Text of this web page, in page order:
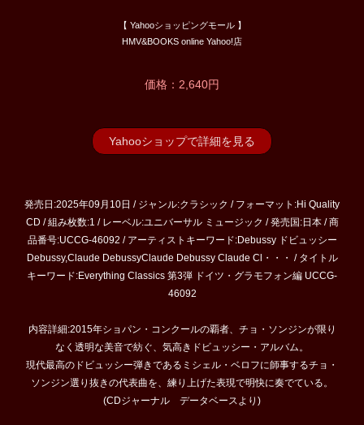
【 Yahooショッピングモール 】
HMV&BOOKS online Yahoo!店
価格：2,640円
Yahooショップで詳細を見る
発売日:2025年09月10日 / ジャンル:クラシック / フォーマット:Hi Quality
CD / 組み枚数:1 / レーベル:ユニバーサル ミュージック / 発売国:日本 / 商
品番号:UCCG-46092 / アーティストキーワード:Debussy ドビュッシー
Debussy,Claude DebussyClaude Debussy Claude Cl・・・ / タイトル
キーワード:Everything Classics 第3弾 ドイツ・グラモフォン編 UCCG-
46092
内容詳細:2015年ショパン・コンクールの覇者、チョ・ソンジンが限り
なく透明な美音で紡ぐ、気高きドビュッシー・アルバム。
現代最高のドビュッシー弾きであるミシェル・ベロフに師事するチョ・
ソンジン選り抜きの代表曲を、練り上げた表現で明快に奏でている。
(CDジャーナル データベースより)